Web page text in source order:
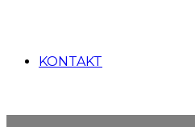
KONTAKT